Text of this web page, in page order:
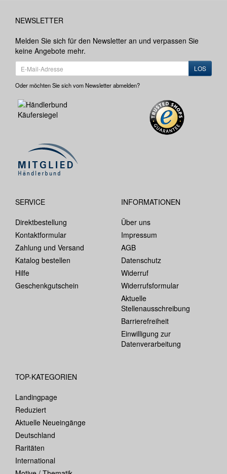
NEWSLETTER
Melden Sie sich für den Newsletter an und verpassen Sie
keine Angebote mehr.
LOS
Oder möchten Sie sich vom Newsletter abmelden?
SERVICE
Direktbestellung
Kontaktformular
Zahlung und Versand
Katalog bestellen
Hilfe
Geschenkgutschein
INFORMATIONEN
Über uns
Impressum
AGB
Datenschutz
Widerruf
Widerrufsformular
Aktuelle
Stellenausschreibung
Barrierefreiheit
Einwilligung zur
Datenverarbeitung
TOP-KATEGORIEN
Landingpage
Reduziert
Aktuelle Neueingänge
Deutschland
Raritäten
International